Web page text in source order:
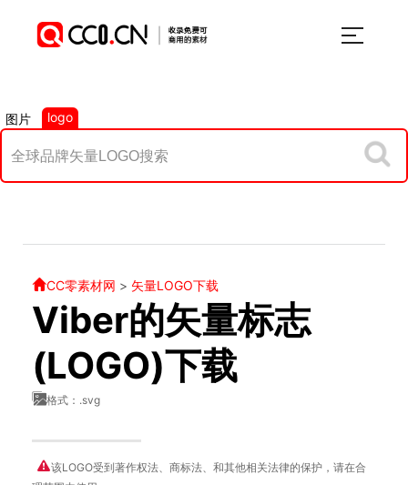
图片 logo
CC零素材网 > 矢量LOGO下载
Viber的矢量标志
(LOGO)下载
格式：.svg
该LOGO受到著作权法、商标法、和其他相关法律的保护，请在合